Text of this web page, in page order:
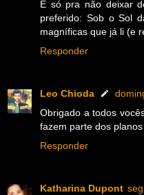
E só pra não deixar
preferido: Sob o Sol
magníficas que já li (e
Responder
Leo Chioda
Obrigado a todos
fazem parte dos
Responder
Katharina Dupont